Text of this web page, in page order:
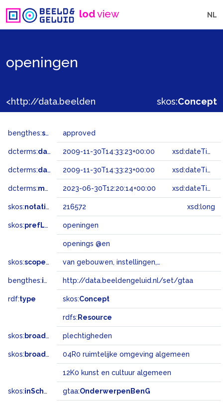
lodview NL
openingen
skos:Concept
bengthes:status approved
dcterms:dateAccepted 2009-11-30T14:33:23+00:00 xsd:dateTime
dcterms:dateSubmitted 2009-11-30T14:33:23+00:00 xsd:dateTime
dcterms:modified 2023-06-30T12:20:14+00:00 xsd:dateTime
skos:notation 216572 xsd:long
skos:prefLabel openingen
openings @en
skos:scopeNote van gebouwen, instellingen, sportmanifestaties e.d.
bengthes:inSet http://data.beeldengeluid.nl/set/gtaa
rdf:type skos:Concept
rdfs: Resource
skos: broader plechtigheden
skos: broadMatch 04R0 ruimtelijke omgeving algemeen
12K0 kunst en cultuur algemeen
skos:inScheme gtaa:OnderwerpenBenG